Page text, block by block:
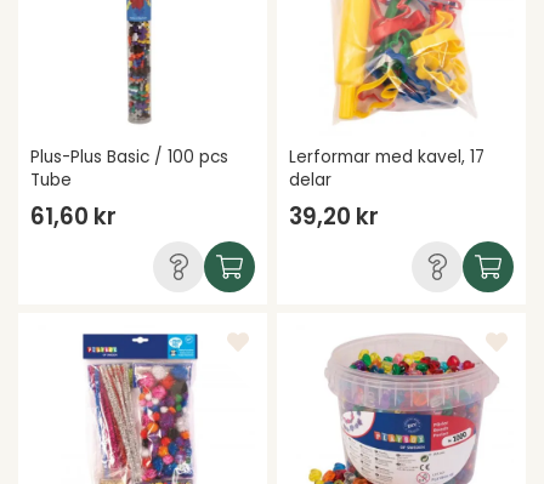
Plus-Plus Basic / 100 pcs
Tube
61,60 kr
Lerformar med kavel, 17
delar
39,20 kr